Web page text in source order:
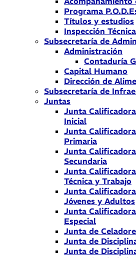
Programa
Títulos y estudios
Inspección
Subsecretaría de
Administración
Contaduría
Capital Humano
Dirección de
Subsecretaría de
Juntas
Junta
Inicial
Junta
Primaria
Junta
Secundaria
Junta
Técnica y Trabajo
Junta
Jóvenes y Adultos
Junta
Especial
Junta de
Junta de
Junta de